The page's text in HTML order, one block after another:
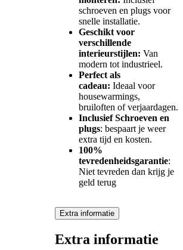
schroeven en plugs voor
snelle installatie.
Geschikt voor
verschillende
interieurstijlen: Van
modern tot industrieel.
Perfect als
cadeau: Ideaal voor
housewarmings,
bruiloften of verjaardagen.
Inclusief Schroeven en
plugs: bespaart je weer
extra tijd en kosten.
100%
tevredenheidsgarantie:
Niet tevreden dan krijg je
geld terug
Extra informatie
Extra informatie